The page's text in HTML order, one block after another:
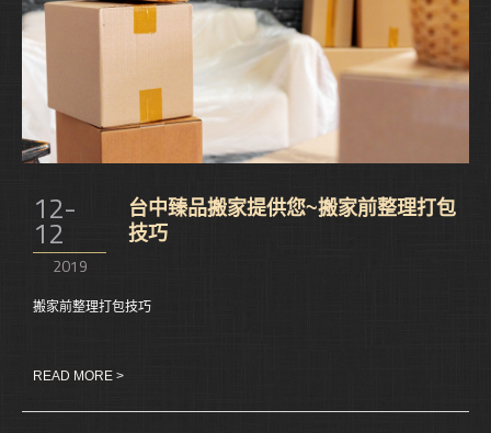
12-
12
2019
台中臻品搬家提供您~搬家前整理打包
技巧
搬家前整理打包技巧
READ MORE >